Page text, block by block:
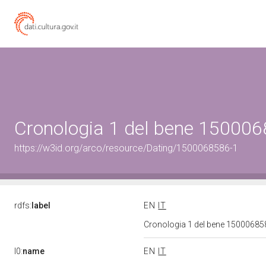
Cronologia 1 del bene
https://w3id.org/arco/resource/Dating/1500068586-1
rdfs: label EN
IT
Cronologia 1 del bene
l0:name EN
IT